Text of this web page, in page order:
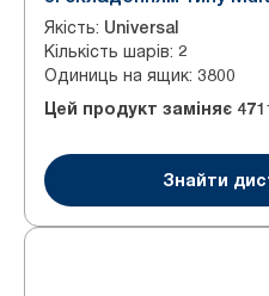
Якість: Universal
Кількість шарів: 2
Одиниць на ящик: 3800
Цей продукт заміняє
Знайти